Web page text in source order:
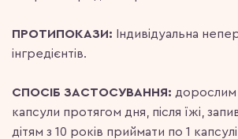
ПРОТИПОКАЗИ:
Індивідуальна
інгредієнтів.
СПОСІБ ЗАСТОСУВАННЯ: дорослим
капсули протягом дня, після їжі,
дітям з 10 років приймати по 1 капсулі